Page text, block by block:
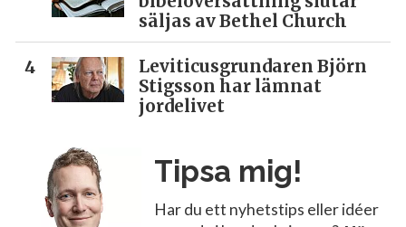
säljas av Bethel Church
Leviticusgrundaren Björn
Stigsson har lämnat
jordelivet
Tipsa mig!
Har du ett nyhetstips eller idéer